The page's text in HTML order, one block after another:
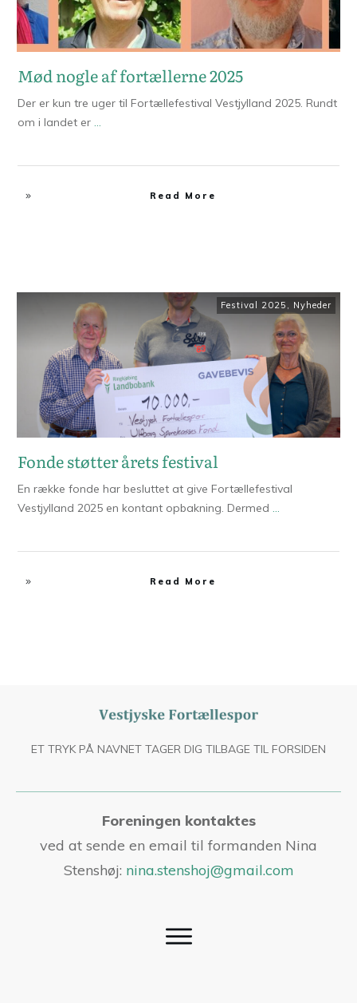
Mød nogle af fortællerne 2025
Der er kun tre uger til Fortællefestival Vestjylland 2025. Rundt
om i landet er ...
Read More
Festival 2025 , Nyheder
Fonde støtter årets festival
En række fonde har besluttet at give Fortællefestival
Vestjylland 2025 en kontant opbakning. Dermed ...
Read More
ET TRYK PÅ NAVNET TAGER DIG TILBAGE TIL FORSIDEN
Foreningen kontaktes
ved at sende en email til formanden Nina
Stenshøj: nina.stenshoj@gmail.com